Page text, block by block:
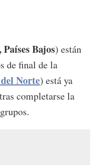
Bajos) están
de final de la
Norte) está ya
completarse la